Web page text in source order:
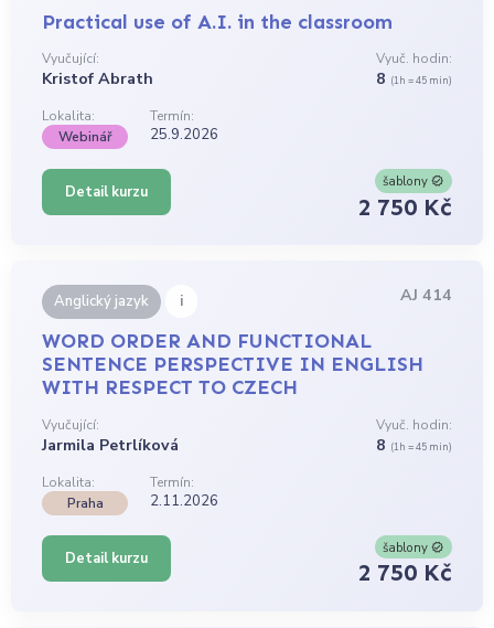
Practical use of A.I. in the classroom
Vyučující:
Kristof Abrath
Vyuč. hodin:
8 (1h = 45 min)
Lokalita:
Termín:
Webinář
25.9.2026
Detail kurzu
šablony
2 750 Kč
Anglický jazyk i AJ 414
WORD ORDER AND FUNCTIONAL
SENTENCE PERSPECTIVE IN ENGLISH
WITH RESPECT TO CZECH
Vyučující:
Jarmila Petrlíková
Vyuč. hodin:
8 (1h = 45 min)
Lokalita:
Termín:
Praha
2.11.2026
Detail kurzu
šablony
2 750 Kč